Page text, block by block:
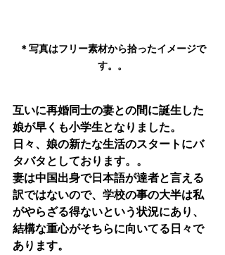
＊写真はフリー素材から拾ったイメージで
す。。
互いに再婚同士の妻との間に誕生した
娘が早くも小学生となりました。
日々、娘の新たな生活のスタートにバ
タバタとしております。。
妻は中国出身で日本語が達者と言える
訳ではないので、学校の事の大半は私
がやらざる得ないという状況にあり、
結構な重心がそちらに向いてる日々で
あります。